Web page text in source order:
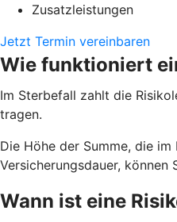
Zusatzleistungen
Jetzt Termin vereinbaren
Wie funktioniert
Im Sterbefall zahlt die
tragen.
Die Höhe der Summe, die
Versicherungsdauer, können
Wann ist eine